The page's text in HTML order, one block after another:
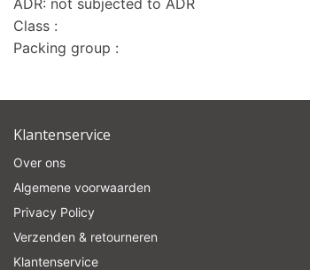
ADR: not subjected to ADR
Class :
Packing group :
Klantenservice
Over ons
Algemene voorwaarden
Privacy Policy
Verzenden & retourneren
Klantenservice